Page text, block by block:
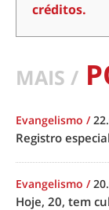
créditos.
MAIS /
Evangelismo /
Registro
Evangelismo /
Hoje, 20, tem